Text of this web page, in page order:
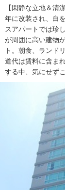
ン
ク
。
【閑静な立地＆清
年に改装され、白
スアパートでは珍
が周囲に高い建物
ト。朝食、ランド
道代は賃料に含ま
する中、気にせず